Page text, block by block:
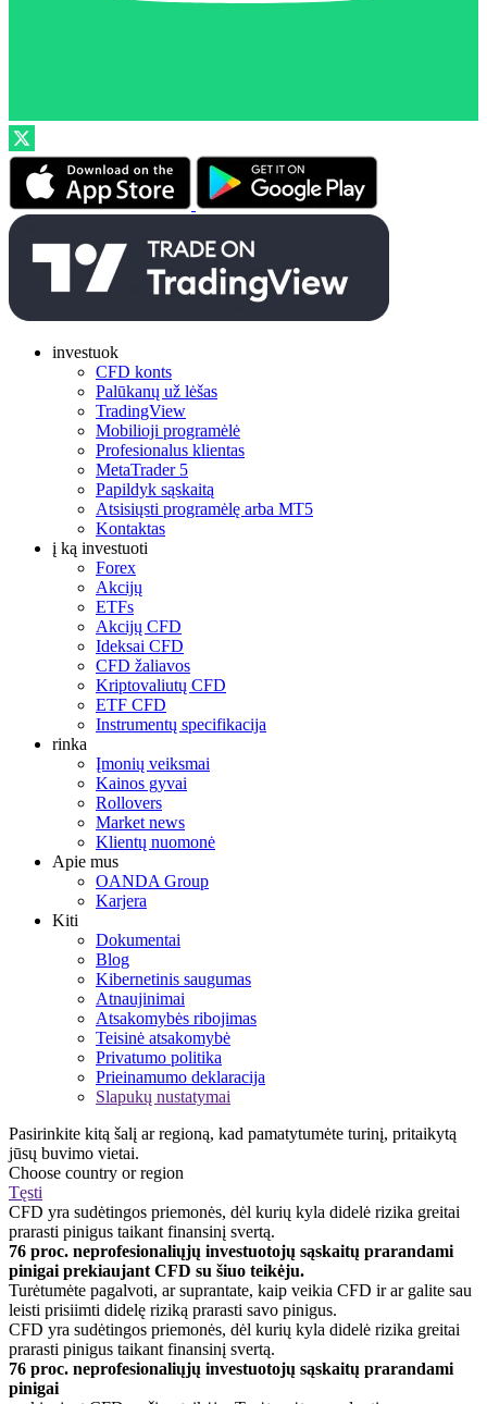
investuok
CFD konts
Palūkanų už lėšas
TradingView
Mobilioji programėlė
Profesionalus klientas
MetaTrader 5
Papildyk sąskaitą
Atsisiųsti programėlę arba MT5
Kontaktas
į ką investuoti
Forex
Akcijų
ETFs
Akcijų CFD
Ideksai CFD
CFD žaliavos
Kriptovaliutų CFD
ETF CFD
Instrumentų specifikacija
rinka
Įmonių veiksmai
Kainos gyvai
Rollovers
Market news
Klientų nuomonė
Apie mus
OANDA Group
Karjera
Kiti
Dokumentai
Blog
Kibernetinis saugumas
Atnaujinimai
Atsakomybės ribojimas
Teisinė atsakomybė
Privatumo politika
Prieinamumo deklaracija
Slapukų nustatymai
Pasirinkite kitą šalį ar regioną, kad pamatytumėte turinį, pritaikytą
jūsų buvimo vietai.
Choose country or region
Tęsti
CFD yra sudėtingos priemonės, dėl kurių kyla didelė rizika greitai
prarasti pinigus taikant finansinį svertą.
76 proc. neprofesionaliųjų investuotojų sąskaitų prarandami
pinigai prekiaujant CFD su šiuo teikėju.
Turėtumėte pagalvoti, ar suprantate, kaip veikia CFD ir ar galite sau
leisti prisiimti didelę riziką prarasti savo pinigus.
CFD yra sudėtingos priemonės, dėl kurių kyla didelė rizika greitai
prarasti pinigus taikant finansinį svertą.
76 proc. neprofesionaliųjų investuotojų sąskaitų prarandami
pinigai